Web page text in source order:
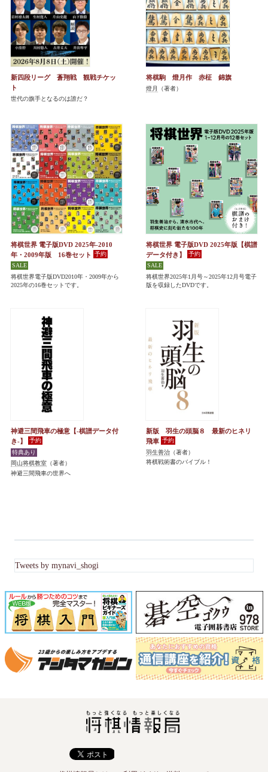
新四段リーグ 蒼翔戦 観戦チケッ
ト
世代の旗手となるのは誰だ？
将棋駒 燈月作 赤柾 錦旗
燈月 （著者）
将棋世界 電子版DVD 2025年-2010
年・2009年版 16巻セット
将棋世界電子版DVD2010年・2009年から
2025年の16巻セットです。
将棋世界 電子版DVD 2025年版【棋譜
データ付き】
将棋世界2025年1月号～2025年12月号電子
版を収録したDVDです。
神避三間飛車の極意【-棋譜データ付
き-】
岡山将棋教室 （著者）
神避三間飛車の世界へ
新版 羽生の頭脳８ 最新のヒネリ
飛車
羽生善治 （著者）
将棋戦術書のバイブル！
Tweets by mynavi_shogi